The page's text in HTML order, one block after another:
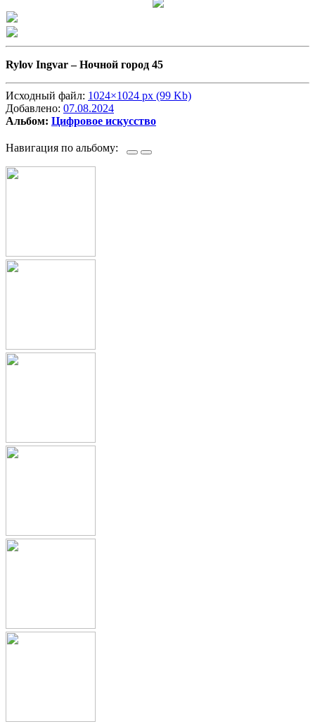
Rylov Ingvar –Ночной город 45
Исходный файл: 1024×1024 px (99 Kb)
Добавлено: 07.08.2024
Альбом: Цифровое искусство
Навигация по альбому: